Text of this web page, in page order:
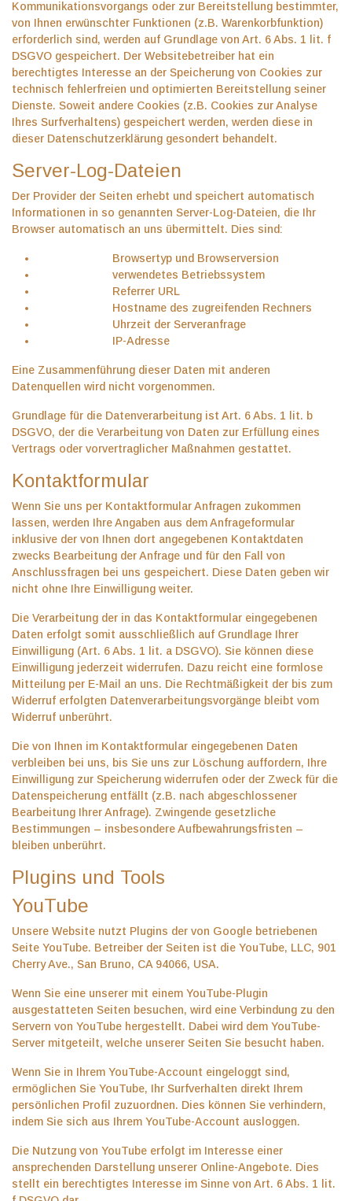
Kommunikationsvorgangs oder zur Bereitstellung bestimmter,
von Ihnen erwünschter Funktionen (z.B. Warenkorbfunktion)
erforderlich sind, werden auf Grundlage von Art. 6 Abs. 1 lit. f
DSGVO gespeichert. Der Websitebetreiber hat ein
berechtigtes Interesse an der Speicherung von Cookies zur
technisch fehlerfreien und optimierten Bereitstellung seiner
Dienste. Soweit andere Cookies (z.B. Cookies zur Analyse
Ihres Surfverhaltens) gespeichert werden, werden diese in
dieser Datenschutzerklärung gesondert behandelt.
Server-Log-Dateien
Der Provider der Seiten erhebt und speichert automatisch
Informationen in so genannten Server-Log-Dateien, die Ihr
Browser automatisch an uns übermittelt. Dies sind:
Browsertyp und Browserversion
verwendetes Betriebssystem
Referrer URL
Hostname des zugreifenden Rechners
Uhrzeit der Serveranfrage
IP-Adresse
Eine Zusammenführung dieser Daten mit anderen
Datenquellen wird nicht vorgenommen.
Grundlage für die Datenverarbeitung ist Art. 6 Abs. 1 lit. b
DSGVO, der die Verarbeitung von Daten zur Erfüllung eines
Vertrags oder vorvertraglicher Maßnahmen gestattet.
Kontaktformular
Wenn Sie uns per Kontaktformular Anfragen zukommen
lassen, werden Ihre Angaben aus dem Anfrageformular
inklusive der von Ihnen dort angegebenen Kontaktdaten
zwecks Bearbeitung der Anfrage und für den Fall von
Anschlussfragen bei uns gespeichert. Diese Daten geben wir
nicht ohne Ihre Einwilligung weiter.
Die Verarbeitung der in das Kontaktformular eingegebenen
Daten erfolgt somit ausschließlich auf Grundlage Ihrer
Einwilligung (Art. 6 Abs. 1 lit. a DSGVO). Sie können diese
Einwilligung jederzeit widerrufen. Dazu reicht eine formlose
Mitteilung per E-Mail an uns. Die Rechtmäßigkeit der bis zum
Widerruf erfolgten Datenverarbeitungsvorgänge bleibt vom
Widerruf unberührt.
Die von Ihnen im Kontaktformular eingegebenen Daten
verbleiben bei uns, bis Sie uns zur Löschung auffordern, Ihre
Einwilligung zur Speicherung widerrufen oder der Zweck für die
Datenspeicherung entfällt (z.B. nach abgeschlossener
Bearbeitung Ihrer Anfrage). Zwingende gesetzliche
Bestimmungen – insbesondere Aufbewahrungsfristen –
bleiben unberührt.
Plugins und Tools
YouTube
Unsere Website nutzt Plugins der von Google betriebenen
Seite YouTube. Betreiber der Seiten ist die YouTube, LLC, 901
Cherry Ave., San Bruno, CA 94066, USA.
Wenn Sie eine unserer mit einem YouTube-Plugin
ausgestatteten Seiten besuchen, wird eine Verbindung zu den
Servern von YouTube hergestellt. Dabei wird dem YouTube-
Server mitgeteilt, welche unserer Seiten Sie besucht haben.
Wenn Sie in Ihrem YouTube-Account eingeloggt sind,
ermöglichen Sie YouTube, Ihr Surfverhalten direkt Ihrem
persönlichen Profil zuzuordnen. Dies können Sie verhindern,
indem Sie sich aus Ihrem YouTube-Account ausloggen.
Die Nutzung von YouTube erfolgt im Interesse einer
ansprechenden Darstellung unserer Online-Angebote. Dies
stellt ein berechtigtes Interesse im Sinne von Art. 6 Abs. 1 lit.